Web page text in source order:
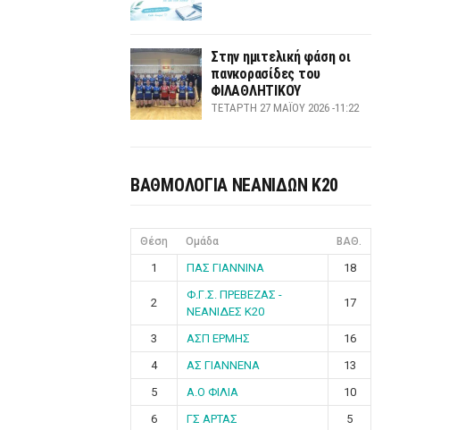
Στην ημιτελική φάση οι
πανκορασίδες του
ΦΙΛΑΘΛΗΤΙΚΟΥ
ΤΕΤΆΡΤΗ 27 ΜΑΪ́ΟΥ 2026 -11:22
ΒΑΘΜΟΛΟΓΙΑ ΝΕΑΝΙΔΩΝ Κ20
Θέση Ομάδα ΒΑΘ.
1 ΠΑΣ ΓΙΑΝΝΙΝΑ 18
2
Φ.Γ.Σ. ΠΡΕΒΕΖΑΣ -
ΝΕΑΝΙΔΕΣ Κ20
17
3 ΑΣΠ ΕΡΜΗΣ
16
4
ΑΣ ΓΙΑΝΝΕΝΑ
13
5
Α.Ο ΦΙΛΙΑ
10
6
ΓΣ ΑΡΤΑΣ
5